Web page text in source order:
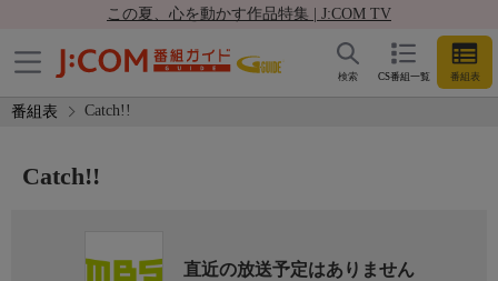
この夏、心を動かす作品特集 | J:COM TV
CS番組一覧 番組表
検索
番組表 Catch!!
Catch!!
直近の放送予定はありません